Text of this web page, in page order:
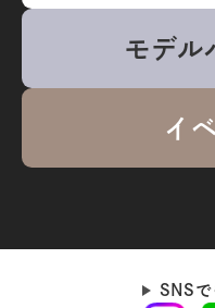
モデル
イ
SNSで